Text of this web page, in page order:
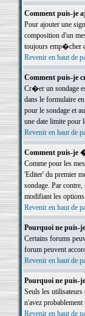
Comment puis-je
Pour ajouter une
composition d'un
toujours emp�cher
Revenir en haut de
Comment puis-je
Cr�er un sondage
dans le formulaire
pour le sondage et
une date limite pour
Revenir en haut de
Comment puis-je
Comme pour les
'Editer' du premier
sondage. Par
modifiant les
Revenir en haut de
Pourquoi ne puis-
Certains forums
forum peuvent
Revenir en haut de
Pourquoi ne puis-
Seuls les
n'avez
Revenir en haut de